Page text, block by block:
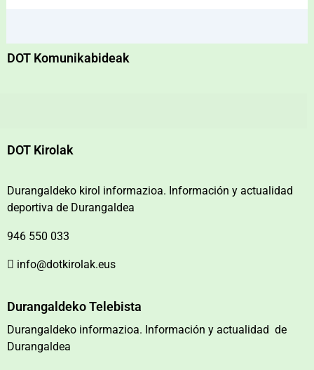
DOT Komunikabideak
DOT Kirolak
Durangaldeko kirol informazioa. Información y actualidad
deportiva de Durangaldea
946 550 033
info@dotkirolak.eus
Durangaldeko Telebista
Durangaldeko informazioa. Información y actualidad de
Durangaldea